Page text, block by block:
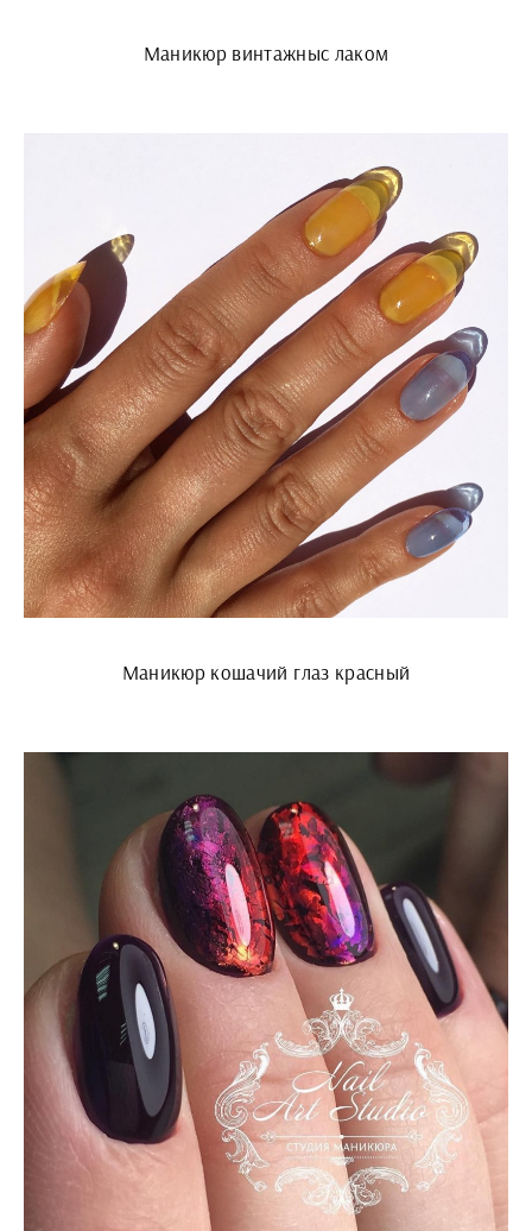
Маникюр винтажныс лаком
Маникюр кошачий глаз красный